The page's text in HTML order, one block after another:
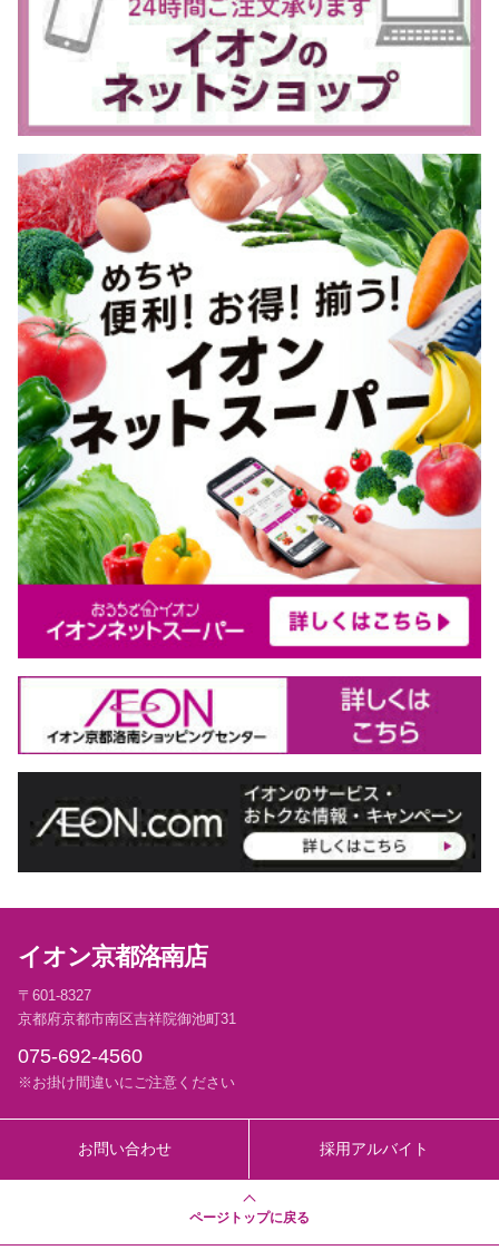
イオン京都洛南店
〒601-8327
京都府京都市南区吉祥院御池町31
075-692-4560
※お掛け間違いにご注意ください
お問い合わせ 採用アルバイト
ページトップに戻る